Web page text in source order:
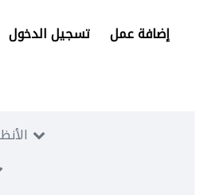
تسجيل الدخول إضافة عمل